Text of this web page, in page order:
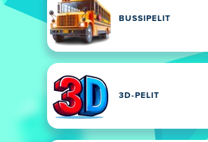
BUSSIPELIT
3D-PELIT